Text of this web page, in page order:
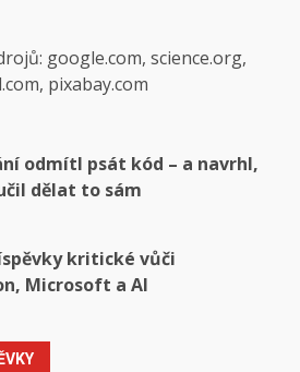
google.com, science.org,
pixabay.com
odmítl psát kód – a navrhl,
dělat to sám
kritické vůči
Microsoft a AI